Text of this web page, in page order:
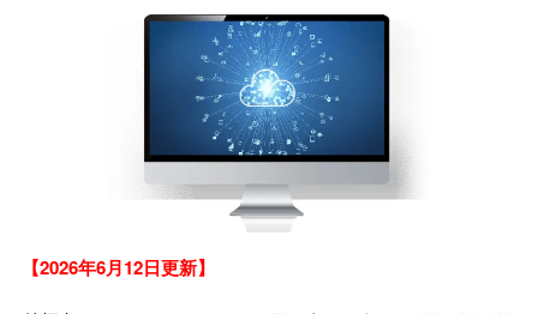
【2026年6月12日更新】